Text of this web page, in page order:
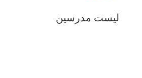
لیست مدرسین